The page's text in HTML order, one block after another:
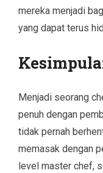
mereka menjadi
yang dapat terus
Menjadi seorang
penuh dengan
tidak pernah
memasak dengan
level master chef,